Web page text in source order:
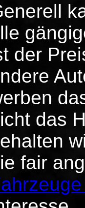
der
das
fair